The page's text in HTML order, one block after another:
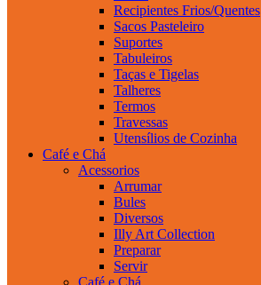
Recipientes Frios/Quentes
Sacos Pasteleiro
Suportes
Tabuleiros
Taças e Tigelas
Talheres
Termos
Travessas
Utensílios de Cozinha
Café e Chá
Acessorios
Arrumar
Bules
Diversos
Illy Art Collection
Preparar
Servir
Café e Chá